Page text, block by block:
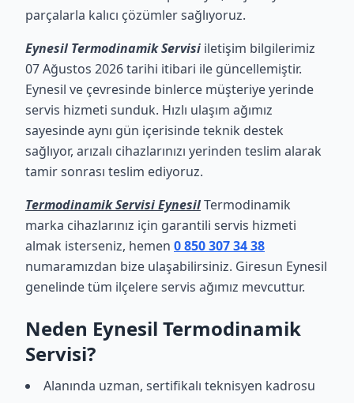
parçalarla kalıcı çözümler sağlıyoruz.
Eynesil Termodinamik Servisi iletişim bilgilerimiz
07 Ağustos 2026 tarihi itibari ile güncellemiştir.
Eynesil ve çevresinde binlerce müşteriye yerinde
servis hizmeti sunduk. Hızlı ulaşım ağımız
sayesinde aynı gün içerisinde teknik destek
sağlıyor, arızalı cihazlarınızı yerinden teslim alarak
tamir sonrası teslim ediyoruz.
Termodinamik Servisi EynesilTermodinamik
marka cihazlarınız için garantili servis hizmeti
almak isterseniz, hemen 0 850 307 34 38
numaramızdan bize ulaşabilirsiniz. Giresun Eynesil
genelinde tüm ilçelere servis ağımız mevcuttur.
Neden Eynesil Termodinamik
Servisi?
Alanında uzman, sertifikalı teknisyen kadrosu